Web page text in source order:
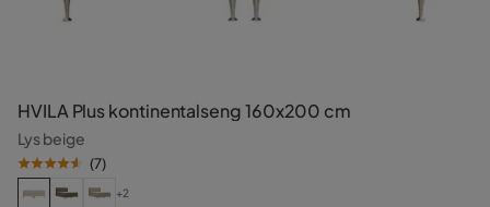
HVILA Plus kontinentalseng 160x200 cm
Lys beige
(7)
+2